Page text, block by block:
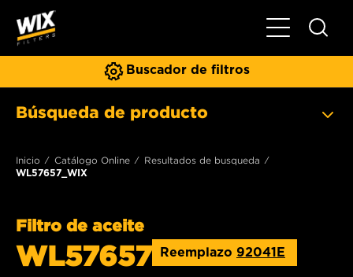
Toggle
Buscador de filtros
Búsqueda de producto
Inicio Catálogo Online
Resultados de busqueda
WL57657_WIX
Filtro de aceite
WL57657 Reemplazo 92041E